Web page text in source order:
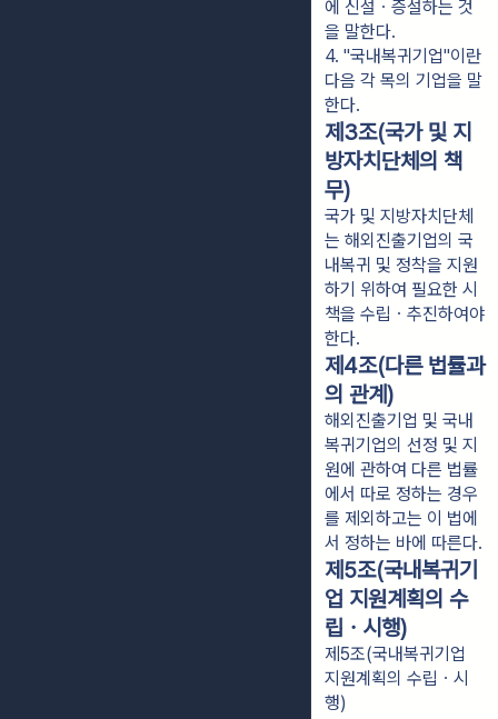
에 신설ㆍ증설하는 것
을 말한다.
4. "국내복귀기업"이란
다음 각 목의 기업을 말
한다.
제3조(국가 및 지
방자치단체의 책
무)
국가 및 지방자치단체
는 해외진출기업의 국
내복귀 및 정착을 지원
하기 위하여 필요한 시
책을 수립ㆍ추진하여야
한다.
제4조(다른 법률과
의 관계)
해외진출기업 및 국내
복귀기업의 선정 및 지
원에 관하여 다른 법률
에서 따로 정하는 경우
를 제외하고는 이 법에
서 정하는 바에 따른다.
제5조(국내복귀기
업 지원계획의 수
립ㆍ시행)
제5조(국내복귀기업
지원계획의 수립ㆍ시
행)